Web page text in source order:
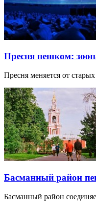
Пресня пешком:
Пресня меняется от
Басманный район
Басманный район